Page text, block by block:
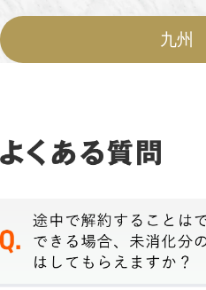
九州